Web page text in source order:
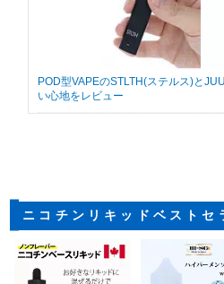
POD型VAPEのSTLTH(ステルス)と
い心地をレビュー
ニコチンリキッドベストセ